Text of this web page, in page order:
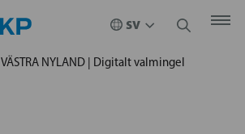
VÄSTRA NYLAND | Digitalt valmingel